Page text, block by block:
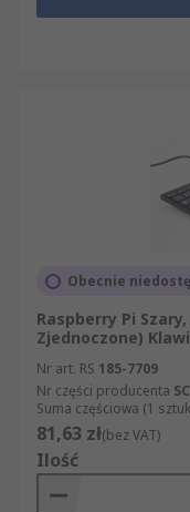
Obecnie
Raspberry Pi
Zjednoczone)
Nr art. RS 185-7709
Nr części producenta
Suma częściowa (1
81,63 zł(bez VAT)
Ilość